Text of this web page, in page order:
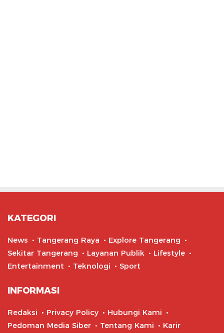
KATEGORI
News Tangerang Raya
Explore Tangerang
Sekitar Tangerang
Layanan Publik
Lifestyle
Entertainment
Teknologi Sport
INFORMASI
Redaksi Privacy Policy
Hubungi Kami
Pedoman Media Siber
Tentang Kami Karir